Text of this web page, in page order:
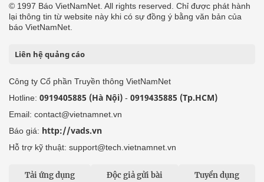
© 1997 Báo VietNamNet. All rights reserved. Chỉ được phát hành
lại thông tin từ website này khi có sự đồng ý bằng văn bản của
báo VietNamNet.
Liên hệ quảng cáo
Công ty Cổ phần Truyền thông VietNamNet
Hotline: 0919405885 (Hà Nội) - 0919435885 (Tp.HCM)
Email: contact@vietnamnet.vn
Báo giá: http://vads.vn
Hỗ trợ kỹ thuật: support@tech.vietnamnet.vn
Tải ứng dụng Độc giả gửi bài Tuyển dụng